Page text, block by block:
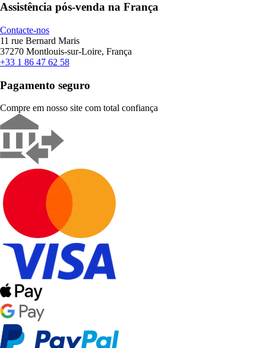
Assistência pós-venda na França
Contacte-nos
11 rue Bernard Maris
37270 Montlouis-sur-Loire, França
+33 1 86 47 62 58
Pagamento seguro
Compre em nosso site com total confiança